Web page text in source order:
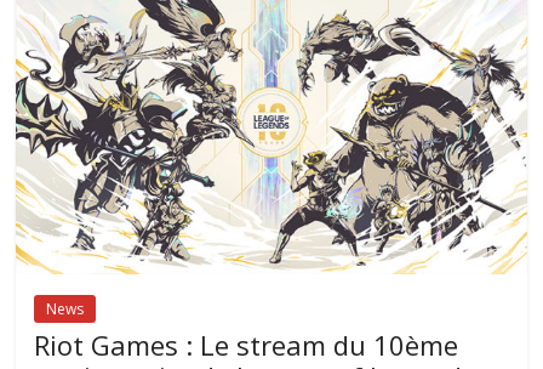
News
Riot Games : Le stream du 10ème